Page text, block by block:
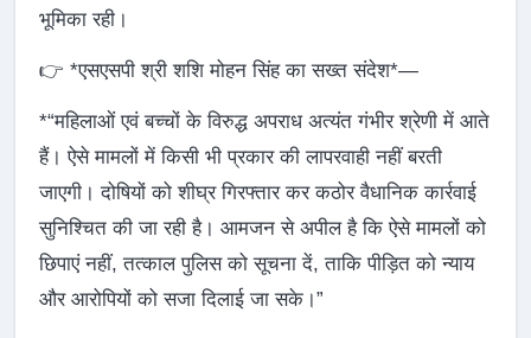
भूमिका रही।
👉 *एसएसपी श्री शशि मोहन सिंह का सख्त संदेश*—
*“महिलाओं एवं बच्चों के विरुद्ध अपराध अत्यंत गंभीर श्रेणी में आते
हैं। ऐसे मामलों में किसी भी प्रकार की लापरवाही नहीं बरती
जाएगी। दोषियों को शीघ्र गिरफ्तार कर कठोर वैधानिक कार्रवाई
सुनिश्चित की जा रही है। आमजन से अपील है कि ऐसे मामलों को
छिपाएं नहीं, तत्काल पुलिस को सूचना दें, ताकि पीड़ित को न्याय
और आरोपियों को सजा दिलाई जा सके।”